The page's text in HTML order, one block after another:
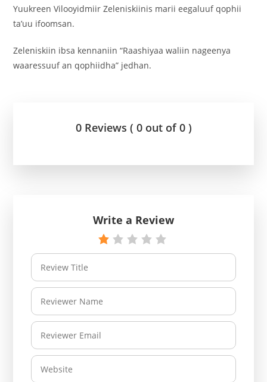
Yuukreen Vilooyidmiir Zeleniskiinis marii eegaluuf qophii
ta’uu ifoomsan.
Zeleniskiin ibsa kennaniin “Raashiyaa waliin nageenya
waaressuuf an qophiidha” jedhan.
0 Reviews ( 0 out of 0 )
Write a Review